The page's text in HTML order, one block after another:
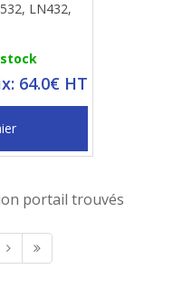
LN432,
64.0€ HT
portail trouvés